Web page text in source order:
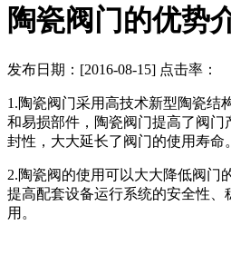
陶瓷阀门的优势
发布日期：[2016-08-15] 点击率：
1.陶瓷阀门采用高技术新型陶瓷结
和易损部件，陶瓷阀门提高了阀
封性，大大延长了阀门的使用寿命。
2.陶瓷阀的使用可以大大降低阀门
提高配套设备运行系统的安全性、
用。